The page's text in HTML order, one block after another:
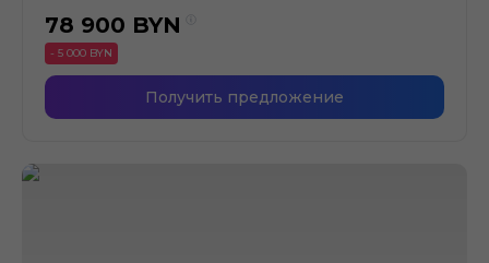
78 900 BYN
- 5 000 BYN
Получить предложение